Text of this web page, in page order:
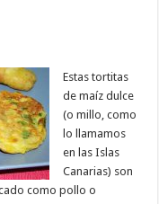
Estas tortitas
de maíz dulce
(o millo, como
lo llamamos
en las Islas
Canarias) son
como pollo o